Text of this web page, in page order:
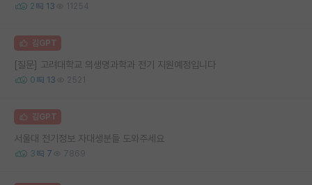
2 13 11254
김GPT
[질문] 고려대학교 의생명과학과 전기 지원예정입니다
0 13 2521
김GPT
서울대 전기정보 자대생분들 도와주세요
3 7 7869